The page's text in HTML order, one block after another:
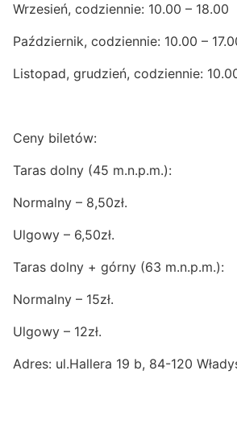
Wrzesień, codziennie: 10.00 – 18.00
Październik, codziennie: 10.00 –
Listopad, grudzień, codziennie:
Ceny biletów:
Taras dolny (45 m.n.p.m.):
Normalny – 8,50zł.
Ulgowy – 6,50zł.
Taras dolny + górny (63 m.n.p.m.):
Normalny – 15zł.
Ulgowy – 12zł.
Adres: ul.Hallera 19 b, 84-120